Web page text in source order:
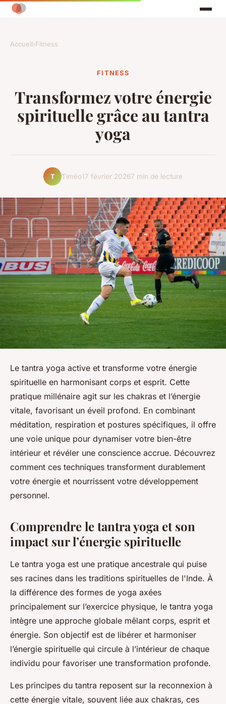
Accueil›Fitness
FITNESS
Transformez votre énergie
spirituelle grâce au tantra
yoga
T Timéo17 février 20267 min de lecture
Le tantra yoga active et transforme votre énergie
spirituelle en harmonisant corps et esprit. Cette
pratique millénaire agit sur les chakras et l’énergie
vitale, favorisant un éveil profond. En combinant
méditation, respiration et postures spécifiques, il offre
une voie unique pour dynamiser votre bien-être
intérieur et révéler une conscience accrue. Découvrez
comment ces techniques transforment durablement
votre énergie et nourrissent votre développement
personnel.
Comprendre le tantra yoga et son
impact sur l’énergie spirituelle
Le tantra yoga est une pratique ancestrale qui puise
ses racines dans les traditions spirituelles de l'Inde. À
la différence des formes de yoga axées
principalement sur l’exercice physique, le tantra yoga
intègre une approche globale mêlant corps, esprit et
énergie. Son objectif est de libérer et harmoniser
l’énergie spirituelle qui circule à l’intérieur de chaque
individu pour favoriser une transformation profonde.
Les principes du tantra reposent sur la reconnexion à
cette énergie vitale, souvent liée aux chakras, ces